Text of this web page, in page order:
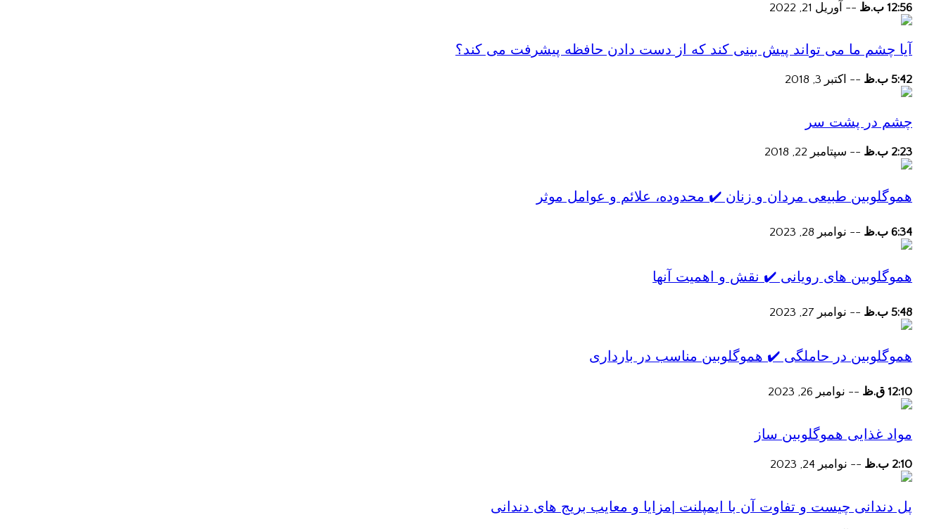
12:56 ب.ظ -- آوریل 21, 2022
آیا چشم ما می تواند پیش بینی کند که از دست دادن حافظه پیشرفت می کند؟
5:42 ب.ظ -- اکتبر 3, 2018
چشم در پشت سر
2:23 ب.ظ -- سپتامبر 22, 2018
هموگلوبین طبیعی مردان و زنان ✔️ محدوده، علائم و عوامل موثر
6:34 ب.ظ -- نوامبر 28, 2023
هموگلوبین های رویانی ✔️ نقش و اهمیت آنها
5:48 ب.ظ -- نوامبر 27, 2023
هموگلوبین در حاملگی ✔️ هموگلوبین مناسب در بارداری
12:10 ق.ظ -- نوامبر 26, 2023
مواد غذایی هموگلوبین ساز
2:10 ب.ظ -- نوامبر 24, 2023
پل دندانی چیست و تفاوت آن با ایمپلنت |مزایا و معایب بریج های دندانی